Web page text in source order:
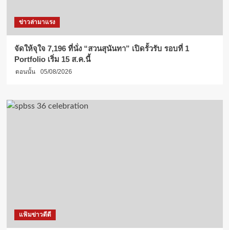
ข่าวล่ามาแรง
จัดให้จุใจ 7,196 ที่นั่ง “สวนสุนันทา” เปิดรั้วรับ รอบที่ 1
Portfolio เริ่ม 15 ส.ค.นี้
ตอนนั้น 05/08/2026
แฟ้มข่าวดีดี